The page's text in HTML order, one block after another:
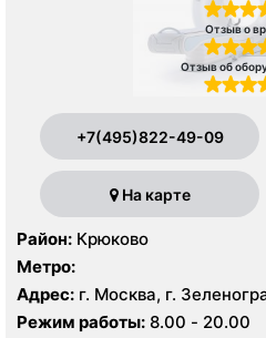
Отзыв о
Отзыв об
+7(495)822-49-09
На карте
Район: Крюково
Метро:
Адрес: г. Москва, г.
корпус 1514
Режим работы: 8.00 - 20.00